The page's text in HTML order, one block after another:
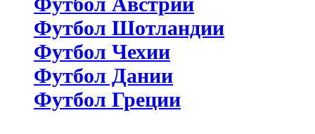
Футбол Шотландии
Футбол Чехии
Футбол Дании
Футбол Греции